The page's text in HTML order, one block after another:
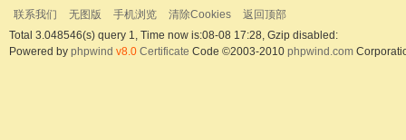
联系我们 无图版 手机浏览 清除Cookies
返回顶部
Total 3.048546(s) query 1, Time now is:08-08 17:28, Gzip disabled:
Powered by phpwind v8.0 Certificate Code ©2003-2010 phpwind.com